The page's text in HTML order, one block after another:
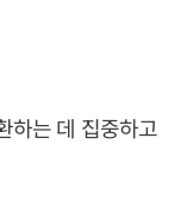
하는 데 집중하고